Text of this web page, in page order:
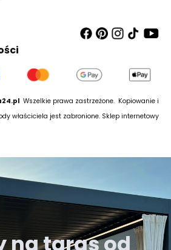
Wszelkie prawa zastrzeżone. Kopiowanie i
właściciela jest zabronione. Sklep internetowy